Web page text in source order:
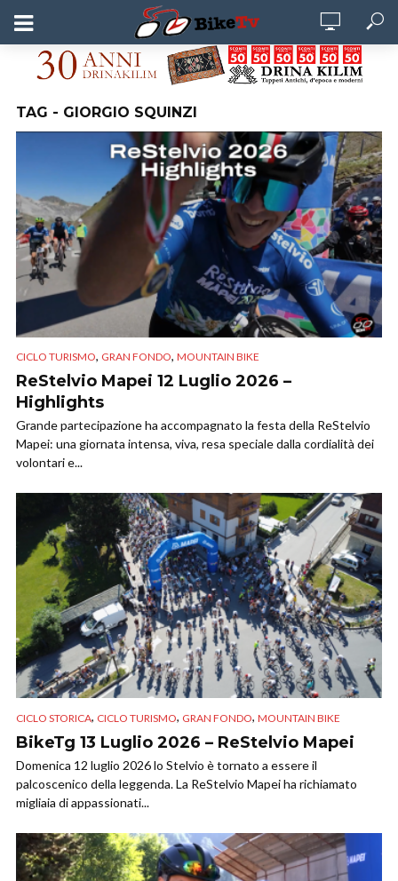
TAG - GIORGIO SQUINZI
CICLO TURISMO, GRAN FONDO, MOUNTAIN BIKE
ReStelvio Mapei 12 Luglio 2026 –
Highlights
Grande partecipazione ha accompagnato la festa della ReStelvio
Mapei: una giornata intensa, viva, resa speciale dalla cordialità dei
volontari e...
CICLO STORICA, CICLO TURISMO, GRAN FONDO, MOUNTAIN BIKE
BikeTg 13 Luglio 2026 – ReStelvio Mapei
Domenica 12 luglio 2026 lo Stelvio è tornato a essere il
palcoscenico della leggenda. La ReStelvio Mapei ha richiamato
migliaia di appassionati...